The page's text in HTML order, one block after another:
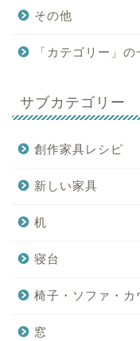
その他
「カテゴリー」
サブカテゴリー
創作家具レシピ
新しい家具
机
寝台
椅子・ソファ・カ
窓